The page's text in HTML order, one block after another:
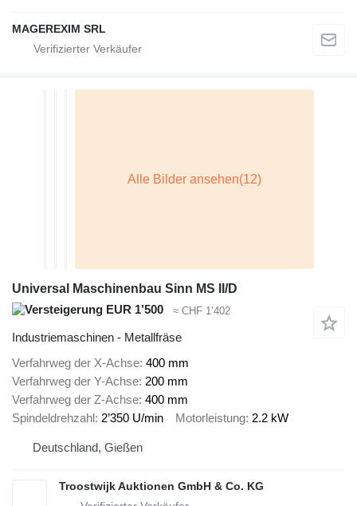
MAGEREXIM SRL
Universal Maschinenbau Sinn MS II/D
EUR 1’500
≈ CHF 1’402
Industriemaschinen - Metallfräse
Verfahrweg der X-Achse 400 mm
Verfahrweg der Y-Achse 200 mm
Verfahrweg der Z-Achse 400 mm
Spindeldrehzahl 2’350 U/min Motorleistung 2.2 kW
Deutschland, Gießen
Troostwijk Auktionen GmbH & Co. KG